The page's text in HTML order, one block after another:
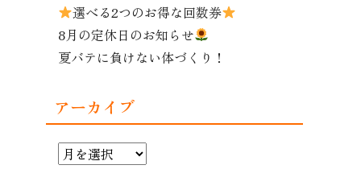
選べる2つのお得な回数券
8月の定休日のお知らせ
夏バテに負けない体づくり！
アーカイブ
ア